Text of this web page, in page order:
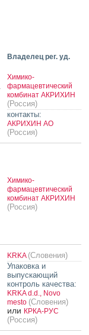
Владелец рег. уд.
Химико-
фармацевтический
комбинат АКРИХИН
(Россия)
контакты:
АКРИХИН АО
(Россия)
Химико-
фармацевтический
комбинат АКРИХИН
(Россия)
KRKA (Словения)
Упаковка и
выпускающий
контроль качества:
KRKA d.d., Novo
mesto (Словения)
или КРКА-РУС
(Россия)